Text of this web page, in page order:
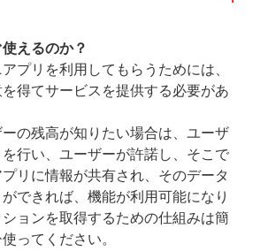
えるのか？
プリを利用してもらうためには、
得てサービスを提供する必要があ
の残高が知りたい場合は、ユーザ
行い、ユーザーが許諾し、そこで
リに情報が共有され、そのデータ
できれば、機能が利用可能になり
ョンを取得するための仕組みは簡
ってください。